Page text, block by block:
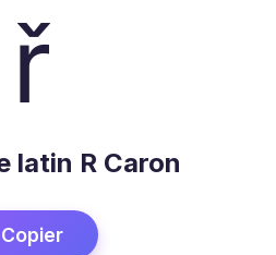
ř
latin R Caron
Copier